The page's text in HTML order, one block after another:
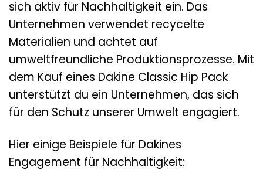
sich aktiv für Nachhaltigkeit ein. Das
Unternehmen verwendet recycelte
Materialien und achtet auf
umweltfreundliche Produktionsprozesse. Mit
dem Kauf eines Dakine Classic Hip Pack
unterstützt du ein Unternehmen, das sich
für den Schutz unserer Umwelt engagiert.
Hier einige Beispiele für Dakines
Engagement für Nachhaltigkeit: